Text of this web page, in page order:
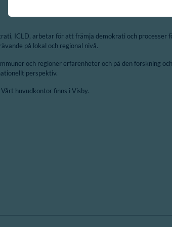
ICLD, arbetar för att främja demokrati och processer
på lokal och regional nivå.
och regioner erfarenheter och på den forskning och
perspektiv.
huvudkontor finns i Visby.